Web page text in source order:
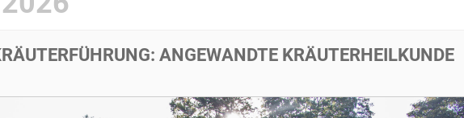
ANGEWANDTE KRÄUTERHEILKUNDE